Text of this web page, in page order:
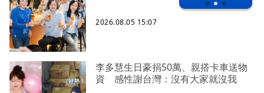
2026.08.05 15:07
李多慧生日豪捐50萬、親搭卡車送物
資 感性謝台灣：沒有大家就沒我